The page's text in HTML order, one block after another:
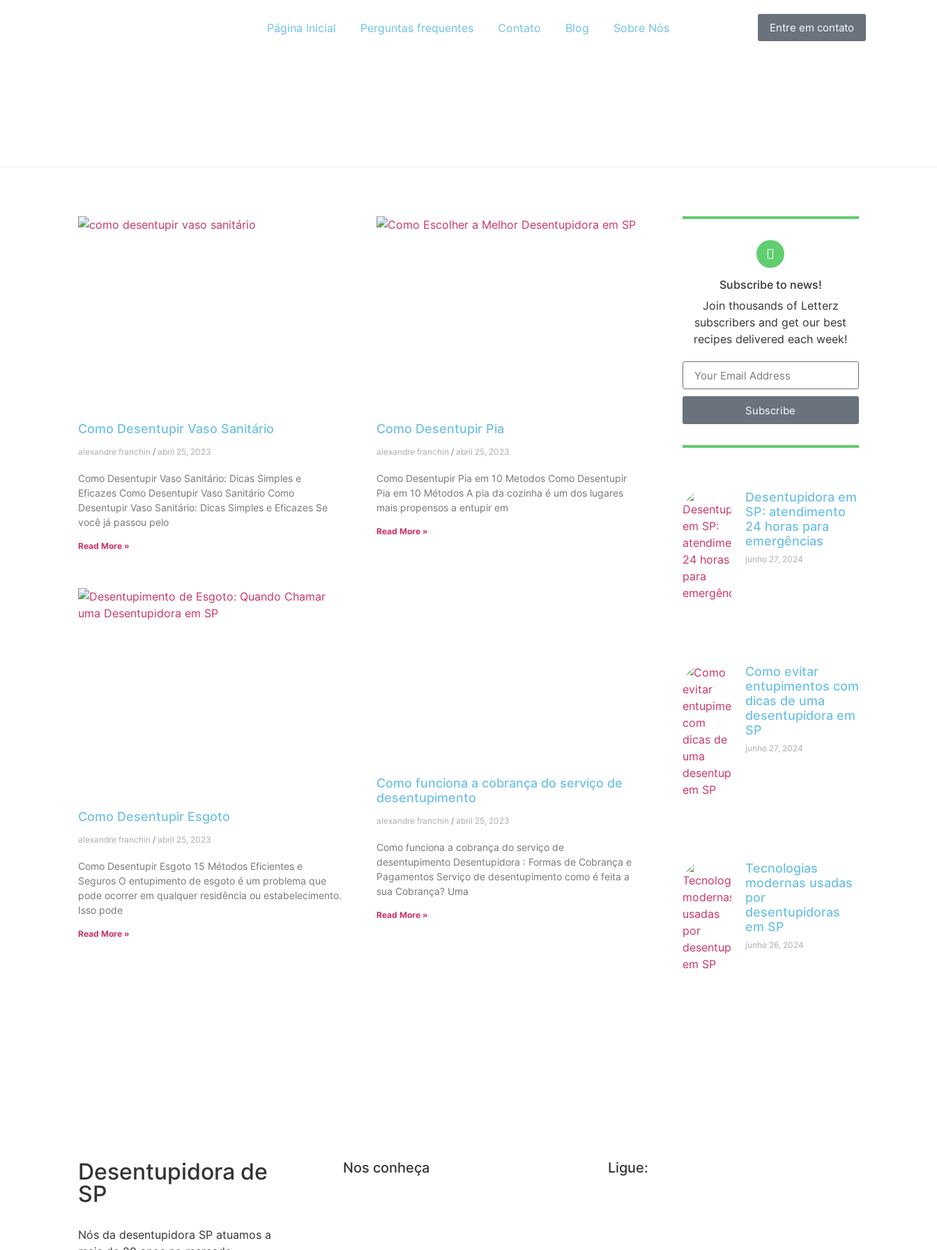
Página Inicial Perguntas frequentes Contato Blog Sobre Nós Entre em contato
Como Desentupir Vaso Sanitário
alexandre franchin abril 25, 2023
Como Desentupir Vaso Sanitário: Dicas Simples e
Eficazes Como Desentupir Vaso Sanitário Como
Desentupir Vaso Sanitário: Dicas Simples e Eficazes Se
você já passou pelo
Read More »
Como Desentupir Pia
alexandre franchin abril 25, 2023
Como Desentupir Pia em 10 Metodos Como Desentupir
Pia em 10 Métodos A pia da cozinha é um dos lugares
mais propensos a entupir em
Read More »
Como Desentupir Esgoto
alexandre franchin abril 25, 2023
Como Desentupir Esgoto 15 Métodos Eficientes e
Seguros O entupimento de esgoto é um problema que
pode ocorrer em qualquer residência ou estabelecimento.
Isso pode
Read More »
Como funciona a cobrança do serviço de
desentupimento
alexandre franchin abril 25, 2023
Como funciona a cobrança do serviço de
desentupimento Desentupidora : Formas de Cobrança e
Pagamentos Serviço de desentupimento como é feita a
sua Cobrança? Uma
Read More »
Subscribe to news!
Join thousands of Letterz
subscribers and get our best
recipes delivered each week!
Subscribe
Desentupidora em
SP: atendimento
24 horas para
emergências
junho 27, 2024
Como evitar
entupimentos com
dicas de uma
desentupidora em
SP
junho 27, 2024
Tecnologias
modernas usadas
por
desentupidoras
em SP
junho 26, 2024
Desentupidora de
SP
Nós da desentupidora SP atuamos a
Nos conheça Ligue: